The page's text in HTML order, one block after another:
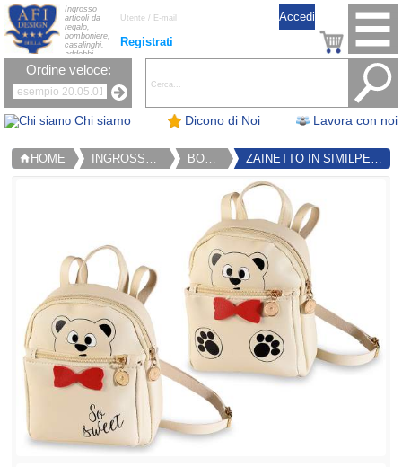
Chi siamo Dicono di Noi Lavora con noi
Registrati
Ingrosso
articoli da
regalo,
bomboniere,
casalinghi,
addobbi
natalizi, nastri,
oggettistica,
la tavola, fiori
artificiali e
candele.
Ordine veloce:
home HOME INGROSSO BIGIOTTERIA E MODA BORSE E ZAINI ZAINETTO IN SIMILPELLE CON STAMPA ORSETTO E FIOCCHETTO